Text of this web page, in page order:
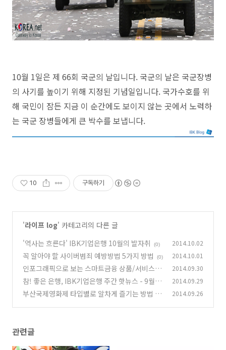
10월 1일은 제 66회 국군의 날입니다. 국군의 날은 국군장병
의 사기를 높이기 위해 지정된 기념일입니다. 국가수호를 위
해 국민이 잠든 지금 이 순간에도 보이지 않는 곳에서 노력하
는 국군 장병들에게 큰 박수를 보냅니다.
10 구독하기
'라이프 log' 카테고리의 다른 글
'역사는 흐른다' IBK기업은행 10월의 발자취
(0) 2014.10.02
꼭 알아야 할 사이버범죄 예방방법 5가지 방법 (0) 2014.10.01
인포그래픽으로 보는 스마트금융 상품/서비스 이
용 행태
(0)
2014.09.30
참! 좋은 은행, IBK기업은행 주간 핫뉴스 - 9월 4
주
(0)
2014.09.29
부산국제영화제 타입별로 알차게 즐기는 방법 4
2014.09.26
관련글